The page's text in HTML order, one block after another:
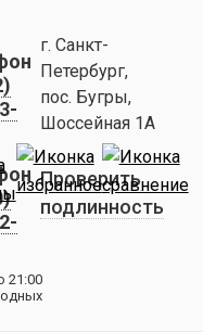
21:00
г. Санкт-
Петербург,
пос. Бугры,
Шоссейная 1А
Проверить
подлинность